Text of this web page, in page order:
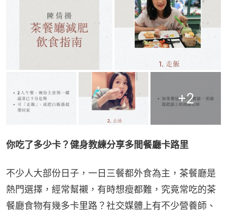
+2
你吃了多少卡？健身教練分享多間餐廳卡路里
不少人大部份日子，一日三餐都外食為主，茶餐廳是
熱門選擇，經常幫襯，有時想瘦都難，究竟常吃的茶
餐廳食物有幾多卡里路？社交媒體上有不少營養師、